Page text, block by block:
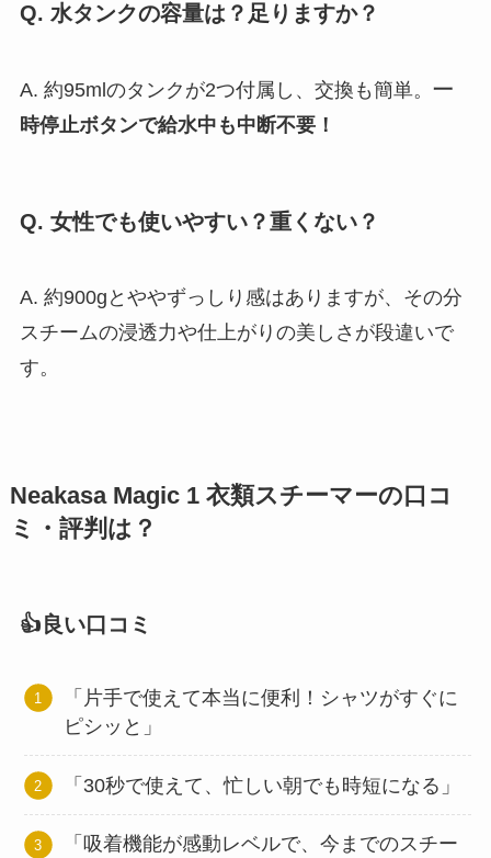
Q. 水タンクの容量は？足りますか？
A. 約95mlのタンクが2つ付属し、交換も簡単。 一
時停止ボタンで給水中も中断不要！
Q. 女性でも使いやすい？重くない？
A. 約900gとややずっしり感はありますが、その分
スチームの浸透力や仕上がりの美しさが段違いで
す。
Neakasa Magic 1 衣類スチーマーの口コ
ミ・評判は？
👍良い口コミ
「片手で使えて本当に便利！シャツがすぐに
ピシッと」
「30秒で使えて、忙しい朝でも時短になる」
「吸着機能が感動レベルで、今までのスチー